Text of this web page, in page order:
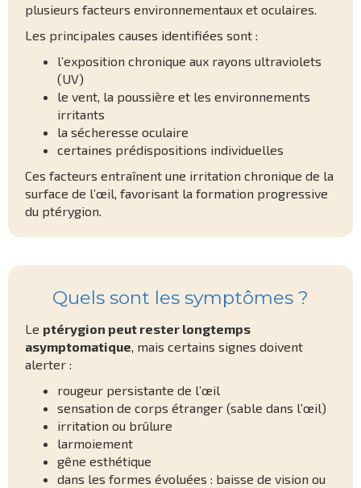
plusieurs facteurs environnementaux et oculaires.
Les principales causes identifiées sont :
l’exposition chronique aux rayons ultraviolets
(UV)
le vent, la poussière et les environnements
irritants
la sécheresse oculaire
certaines prédispositions individuelles
Ces facteurs entraînent une irritation chronique de la
surface de l’œil, favorisant la formation progressive
du ptérygion.
Quels sont les symptômes ?
Le ptérygion peut rester longtemps
asymptomatique, mais certains signes doivent
alerter :
rougeur persistante de l’œil
sensation de corps étranger (sable dans l’œil)
irritation ou brûlure
larmoiement
gêne esthétique
dans les formes évoluées : baisse de vision ou